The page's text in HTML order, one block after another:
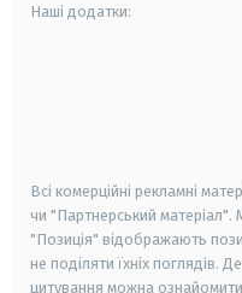
Наші додатки:
Всі комерційні рекламні
чи "Партнерський матеріал".
"Позиція" відображають
не поділяти їхніх поглядів.
цитування можна